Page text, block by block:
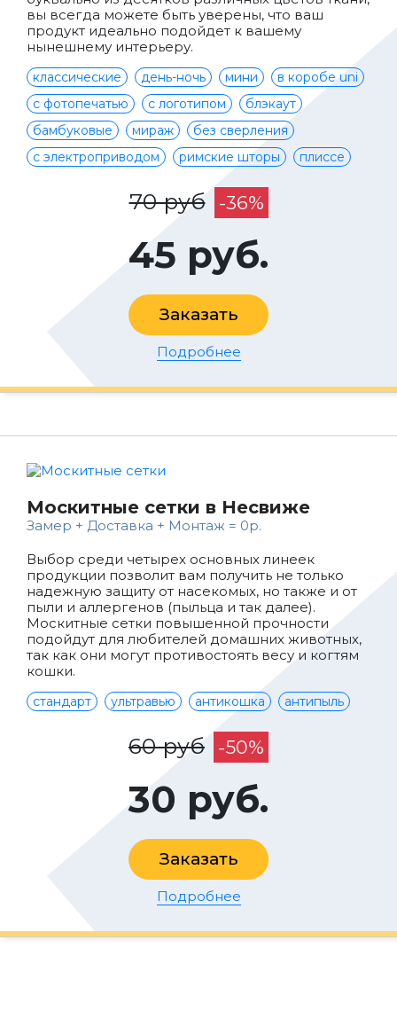
вы всегда можете быть уверены, что ваш
продукт идеально подойдет к вашему
нынешнему интерьеру.
классические день-ночь мини
в коробе uni
с фотопечатью
с логотипом
блэкаут
бамбуковые
мираж
без сверления
с электроприводом
римские шторы плиссе
70 руб -36%
45 руб.
Заказать
Подробнее
Москитные сетки в Несвиже
Замер + Доставка + Монтаж = 0р.
Выбор среди четырех основных линеек
продукции позволит вам получить не только
надежную защиту от насекомых, но также и от
пыли и аллергенов (пыльца и так далее).
Москитные сетки повышенной прочности
подойдут для любителей домашних животных,
так как они могут противостоять весу и когтям
кошки.
стандарт ультравью антикошка антипыль
60 руб -50%
30 руб.
Заказать
Подробнее